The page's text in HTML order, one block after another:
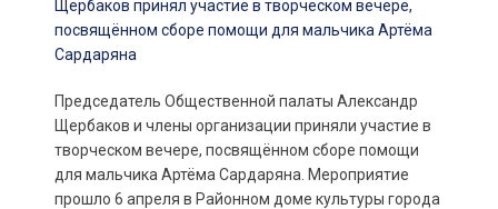
Председатель Общественной палаты Александр
Щербаков и члены организации приняли участие в
творческом вечере, посвящённом сборе помощи
для мальчика Артёма Сардаряна. Мероприятие
прошло 6 апреля в Районном доме культуры города